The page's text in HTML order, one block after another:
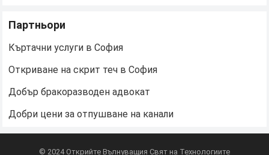
Партньори
Къртачни услуги в София
Откриване на скрит теч в София
Добър бракоразводен адвокат
Добри цени за отпушване на канали
© 2024 Открийте Вълнуващия Свят на Технологиите